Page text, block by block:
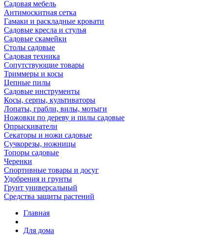
Садовая мебель
Антимоскитная сетка
Гамаки и раскладные кровати
Садовые кресла и стулья
Садовые скамейки
Столы садовые
Садовая техника
Сопутствующие товары
Триммеры и косы
Цепные пилы
Садовые инструменты
Косы, серпы, культиваторы
Лопаты, грабли, вилы, мотыги
Ножовки по дереву и пилы садовые
Опрыскиватели
Секаторы и ножи садовые
Сучкорезы, ножницы
Топоры садовые
Черенки
Спортивные товары и досуг
Удобрения и грунты
Грунт универсальный
Средства защиты растений
Главная
Для дома